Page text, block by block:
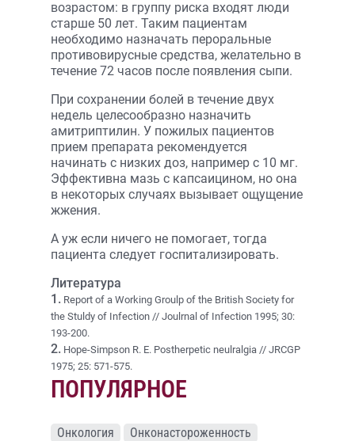
возрастом: в группу риска входят люди
старше 50 лет. Таким пациентам
необходимо назначать пероральные
противовирусные средства, желательно в
течение 72 часов после появления сыпи.
При сохранении болей в течение двух
недель целесообразно назначить
амитриптилин. У пожилых пациентов
прием препарата рекомендуется
начинать с низких доз, например с 10 мг.
Эффективна мазь с капсаицином, но она
в некоторых случаях вызывает ощущение
жжения.
А уж если ничего не помогает, тогда
пациента следует госпитализировать.
Литература
1. Report of a Working Groulp of the British Society for
the Stuldy of Infection // Joulrnal of Infection 1995; 30:
193-200.
2. Hope-Simpson R. E. Postherpetic neulralgia // JRCGP
1975; 25: 571-575.
ПОПУЛЯРНОЕ
Онкология
Онконастороженность